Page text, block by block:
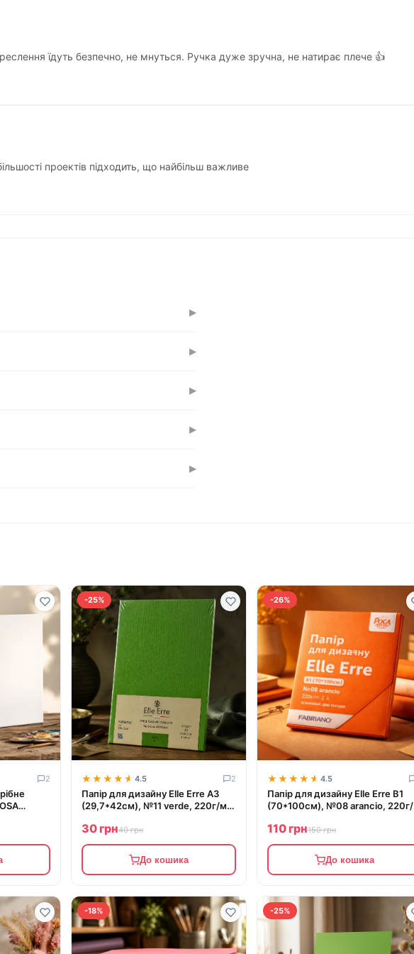
їдуть безпечно, не мнуться. Ручка дуже зручна, не натирає плече 👍
проектів підходить, що найбільш важливе
▸
▸
▸
▸
▸
2
-25%
★★★★★
★★★★★ 4.5 2
Папір для дизайну Elle Erre А3
(29,7*42см), №11 verde, 220г/м2,
30 грн40 грн
До кошика
-26%
★★★★★
★★★★★ 4.5
Папір для дизайну Elle Erre B1
(70*100см), №08 arancio, 220г/
Fabriano
110 грн150 грн
До кошика
-18% -25%